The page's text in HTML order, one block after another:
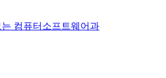
컴퓨터소프트웨어과